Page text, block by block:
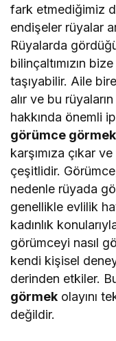
fark etmediğimiz
endişeler rüyalar
Rüyalarda
bilinçaltımızın
taşıyabilir. Aile
alır ve bu
hakkında önemli
görümce görmek
karşımıza çıkar
çeşitlidir.
nedenle rüyada
genellikle evlilik
kadınlık
görümceyi nasıl
kendi kişisel
derinden etkiler.
görmek olayını
değildir.